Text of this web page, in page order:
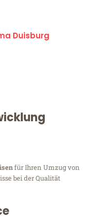
Duisburg
für Ihren Umzug von
bei der Qualität